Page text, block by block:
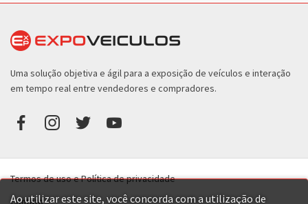
Ao utilizar este site, você concorda com a utilização de
Uma solução objetiva e ágil para a exposição de veículos e interação
em tempo real entre vendedores e compradores.
Termos de uso e Política de privacidade
Contato